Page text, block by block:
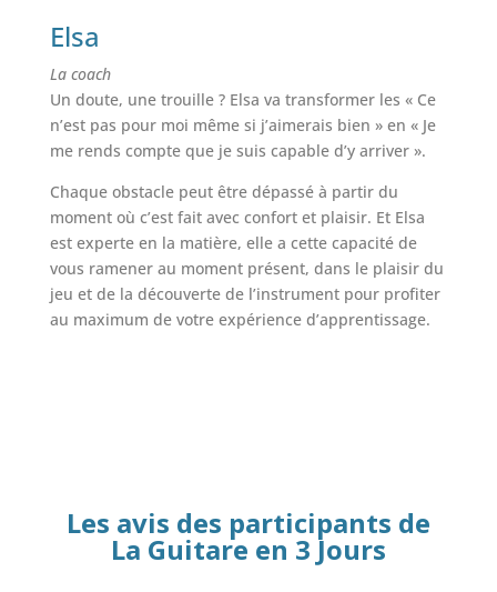
Elsa
La coach
Un doute, une trouille ? Elsa va transformer les « Ce
n’est pas pour moi même si j’aimerais bien » en « Je
me rends compte que je suis capable d’y arriver ».
Chaque obstacle peut être dépassé à partir du
moment où c’est fait avec confort et plaisir. Et Elsa
est experte en la matière, elle a cette capacité de
vous ramener au moment présent, dans le plaisir du
jeu et de la découverte de l’instrument pour profiter
au maximum de votre expérience d’apprentissage.
Les avis des participants de
La Guitare en 3 Jours